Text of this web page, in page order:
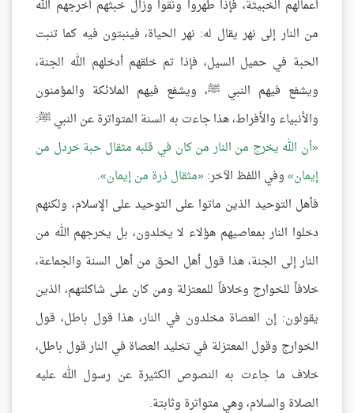
أعمالهم الخبيثة، فإذا طهروا ونقوا وزال خبثهم أخرجهم الله
من النار إلى نهر يقال له: نهر الحياة، فينبتون فيه كما تنبت
الحبة في حميل السيل، فإذا تم خلقهم أدخلهم الله الجنة،
ويشفع فيهم النبي ﷺ، ويشفع فيهم الملائكة والمؤمنون
والأنبياء والأفراط، هذا جاءت به السنة المتواترة عن النبي ﷺ:
أن الله يخرج من النار من كان في قلبه مثقال حبة خردل من
إيمان وفي اللفظ الآخر: مثقال ذرة من إيمان .
فأهل التوحيد الذين ماتوا على التوحيد على الإسلام، ولكنهم
دخلوا النار بمعاصيهم هؤلاء لا يخلدون، بل يخرجهم الله من
النار إلى الجنة، هذا قول أهل الحق من أهل السنة والجماعة،
خلافاً للخوارج وخلافاً للمعتزلة ومن كان على شاكلتهم، الذين
يقولون: إن العصاة مخلدون في النار، هذا قول باطل، قول
الخوارج وقول المعتزلة في تخليد العصاة في النار قول باطل،
خلاف ما جاءت به النصوص الكثيرة عن رسول الله عليه
الصلاة والسلام، وهي متواترة وثابتة.